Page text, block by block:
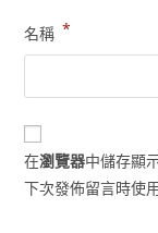
名稱 *
在瀏覽器中儲存顯
下次發佈留言時使